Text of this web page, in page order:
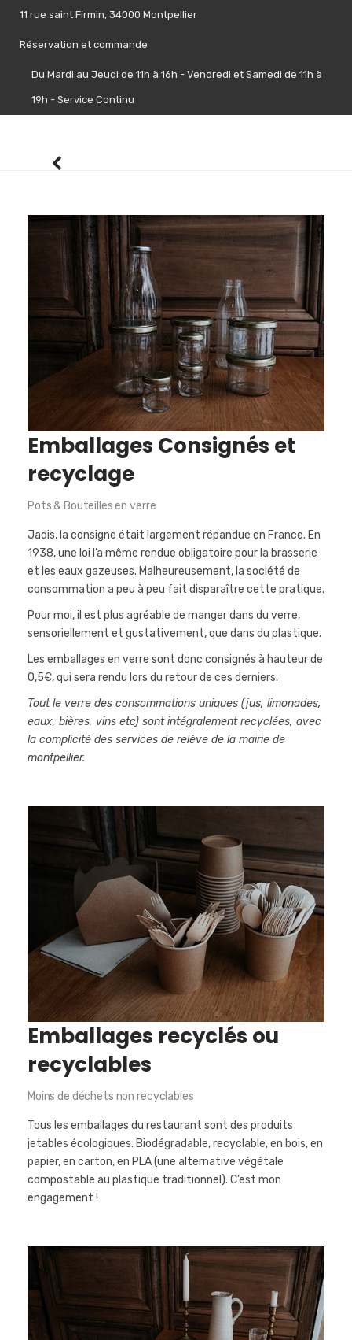
content
11 rue saint Firmin, 34000 Montpellier
Réservation et commande
Du Mardi au Jeudi de 11h à 16h - Vendredi et Samedi de 11h à
19h - Service Continu
Emballages Consignés et
recyclage
Pots & Bouteilles en verre
Jadis, la consigne était largement répandue en France. En
1938, une loi l’a même rendue obligatoire pour la brasserie
et les eaux gazeuses. Malheureusement, la société de
consommation a peu à peu fait disparaître cette pratique.
Pour moi, il est plus agréable de manger dans du verre,
sensoriellement et gustativement, que dans du plastique.
Les emballages en verre sont donc consignés à hauteur de
0,5€, qui sera rendu lors du retour de ces derniers.
Tout le verre des consommations uniques (jus, limonades,
eaux, bières, vins etc) sont intégralement recyclées, avec
la complicité des services de relève de la mairie de
montpellier.
Emballages recyclés ou
recyclables
Moins de déchets non recyclables
Tous les emballages du restaurant sont des produits
jetables écologiques. Biodégradable, recyclable, en bois, en
papier, en carton, en PLA (une alternative végétale
compostable au plastique traditionnel). C’est mon
engagement !